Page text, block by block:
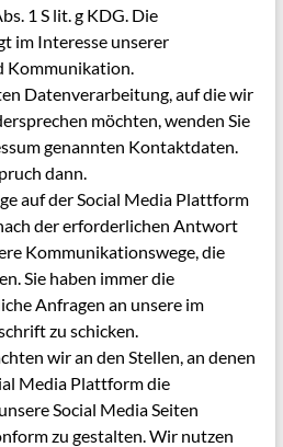
1 S lit. g KDG. Die
im Interesse unserer
Datenverarbeitung, auf die wir
möchten, wenden Sie
genannten Kontaktdaten.
dann.
auf der Social Media Plattform
der erforderlichen Antwort
Kommunikationswege, die
Sie haben immer die
Anfragen an unsere im
zu schicken.
wir an den Stellen, an denen
Media Plattform die
Social Media Seiten
zu gestalten. Wir nutzen